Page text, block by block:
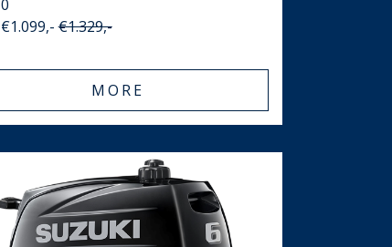
0
€1.099,-€1.329,-
MORE